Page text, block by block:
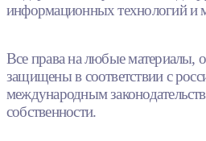
информационных технологий и
Все права на любые материалы,
защищены в соответствии с
международным
собственности.